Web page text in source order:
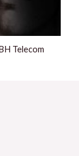
Telecom